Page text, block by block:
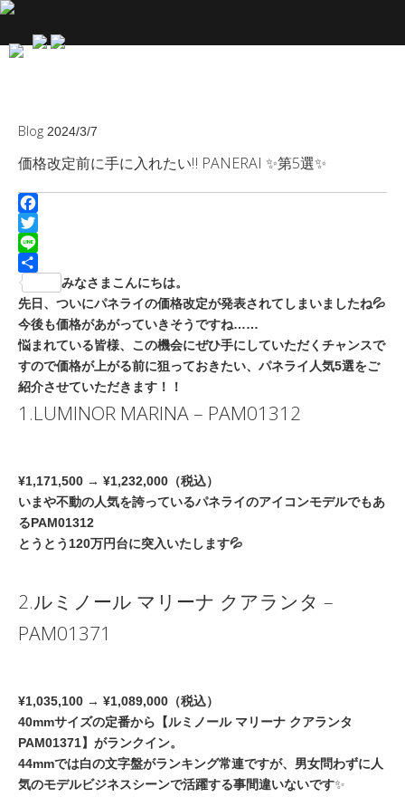
Blog 2024/3/7
価格改定前に手に入れたい‼️ PANERAI ✨第5選✨
Facebook
Twitter
Line
共
有
みなさまこんにちは。
先日、ついにパネライの価格改定が発表されてしまいましたね💦
今後も価格があがっていきそうですね……
悩まれている皆様、この機会にぜひ手にしていただくチャンスで
すので価格が上がる前に狙っておきたい、パネライ人気5選をご
紹介させていただきます！！
1.LUMINOR MARINA – PAM01312
¥1,171,500 → ¥1,232,000（税込）
いまや不動の人気を誇っているパネライのアイコンモデルでもあ
るPAM01312
とうとう120万円台に突入いたします💦
2.ルミノール マリーナ クアランタ –
PAM01371
¥1,035,100 → ¥1,089,000（税込）
40mmサイズの定番から【ルミノール マリーナ クアランタ
PAM01371】がランクイン。
44mmでは白の文字盤がランキング常連ですが、男女問わずに人
気のモデルビジネスシーンで活躍する事間違いないです✨